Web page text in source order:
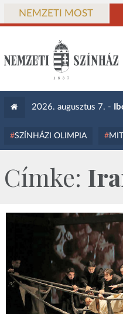
NEMZETI MOST
2026. augusztus 7. -
SZÍNHÁZI OLIMPIA
Címke: